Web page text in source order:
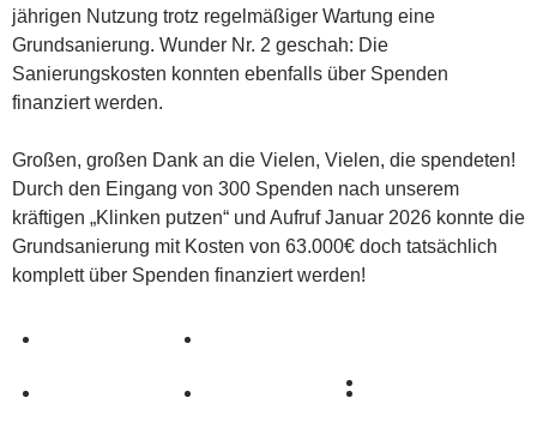
jährigen Nutzung trotz regelmäßiger Wartung eine
Grundsanierung. Wunder Nr. 2 geschah: Die
Sanierungskosten konnten ebenfalls über Spenden
finanziert werden.
Großen, großen Dank an die Vielen, Vielen, die spendeten!
Durch den Eingang von 300 Spenden nach unserem
kräftigen „Klinken putzen“ und Aufruf Januar 2026 konnte die
Grundsanierung mit Kosten von 63.000€ doch tatsächlich
komplett über Spenden finanziert werden!